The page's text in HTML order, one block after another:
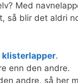
Med
så blir det aldri
klisterlapper.
enn den andre.
andre, så her